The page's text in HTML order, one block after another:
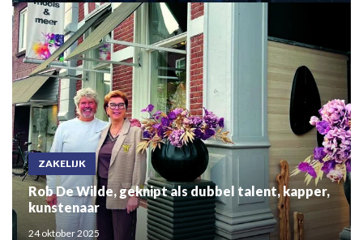
ZAKELIJK
Rob De Wilde, geknipt als dubbel talent, kapper,
kunstenaar
24 oktober 2025